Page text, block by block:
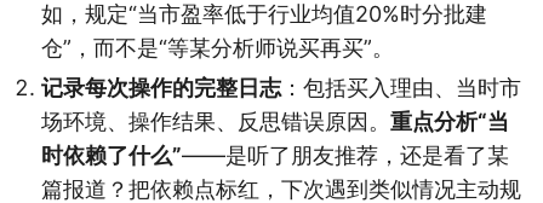
如，规定“当市盈率低于行业均值20%时分批建
仓”，而不是“等某分析师说买再买”。
记录每次操作的完整日志 ：包括买入理由、当时市
场环境、操作结果、反思错误原因。 重点分析“当
时依赖了什么”——是听了朋友推荐，还是看了某
篇报道？把依赖点标红，下次遇到类似情况主动规